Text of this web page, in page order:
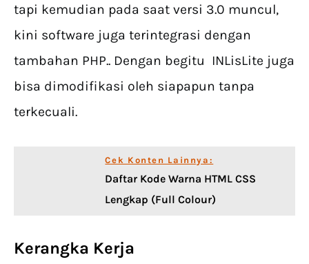
tapi kemudian pada saat versi 3.0 muncul,
kini software juga terintegrasi dengan
tambahan PHP.. Dengan begitu INLisLite juga
bisa dimodifikasi oleh siapapun tanpa
terkecuali.
Cek Konten Lainnya:
Daftar Kode Warna HTML CSS
Lengkap (Full Colour)
Kerangka Kerja